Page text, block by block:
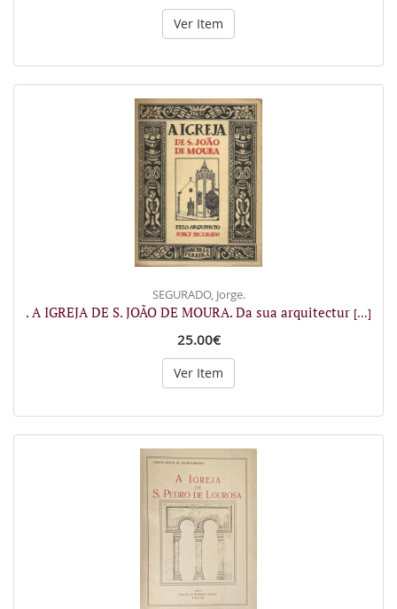
Ver Item
SEGURADO, Jorge.
. A IGREJA DE S. JOÃO DE MOURA. Da sua arquitectur [...]
25.00€
Ver Item